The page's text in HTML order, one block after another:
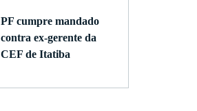
PF cumpre mandado
contra ex-gerente da
CEF de Itatiba